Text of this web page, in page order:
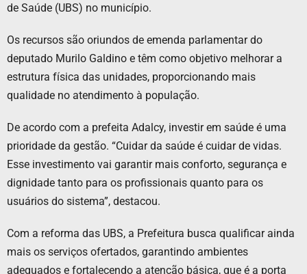
de Saúde (UBS) no município.
Os recursos são oriundos de emenda parlamentar do
deputado Murilo Galdino e têm como objetivo melhorar a
estrutura física das unidades, proporcionando mais
qualidade no atendimento à população.
De acordo com a prefeita Adalcy, investir em saúde é uma
prioridade da gestão. “Cuidar da saúde é cuidar de vidas.
Esse investimento vai garantir mais conforto, segurança e
dignidade tanto para os profissionais quanto para os
usuários do sistema”, destacou.
Com a reforma das UBS, a Prefeitura busca qualificar ainda
mais os serviços ofertados, garantindo ambientes
adequados e fortalecendo a atenção básica, que é a porta